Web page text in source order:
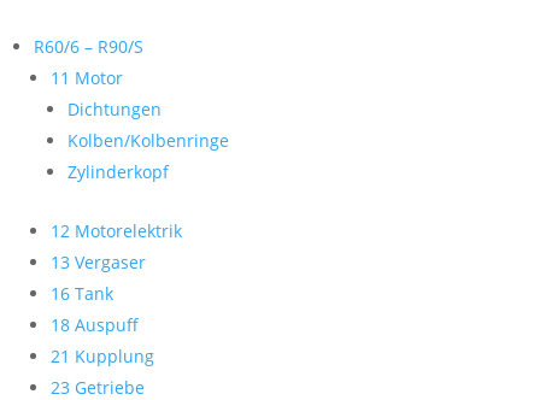
R60/6 – R90/S
11 Motor
Dichtungen
Kolben/Kolbenringe
Zylinderkopf
12 Motorelektrik
13 Vergaser
16 Tank
18 Auspuff
21 Kupplung
23 Getriebe